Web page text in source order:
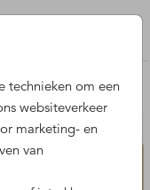
technieken om een
websiteverkeer
marketing- en
van